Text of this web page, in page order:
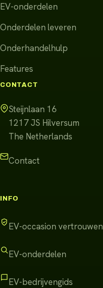
EV-onderdelen
Onderdelen leveren
Onderhandelhulp
Features
CONTACT
Steijnlaan 16
1217 JS Hilversum
The Netherlands
Contact
INFO
EV-occasion vertrouwen
EV-onderdelen
EV-bedrijvengids